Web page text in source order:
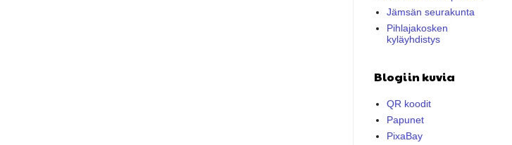
Jämsän seurakunta
Pihlajakosken
kyläyhdistys
Blogiin kuvia
QR koodit
Papunet
PixaBay